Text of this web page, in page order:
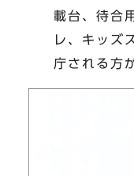
載台、待合
レ、キッズ
庁される方